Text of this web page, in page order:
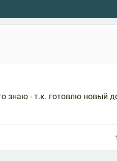
знаю - т.к. готовлю новый